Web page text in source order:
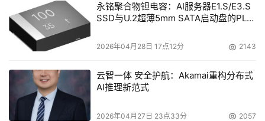
永铭聚合物钽电容：AI服务器E1.S/E3.S
SSD与U.2超薄5mm SATA启动盘的PLP
2026年04月28日 17点12分 2143
云智一体 安全护航：Akamai重构分布式
AI推理新范式
2026年04月27日 23点33分 2057